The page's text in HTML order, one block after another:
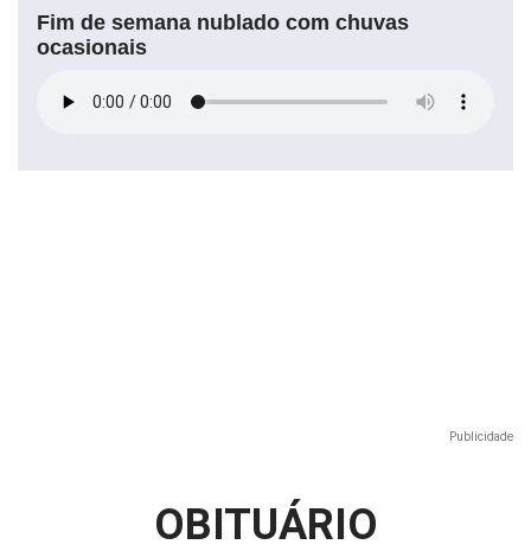
Fim de semana nublado com chuvas
ocasionais
Publicidade
OBITUÁRIO